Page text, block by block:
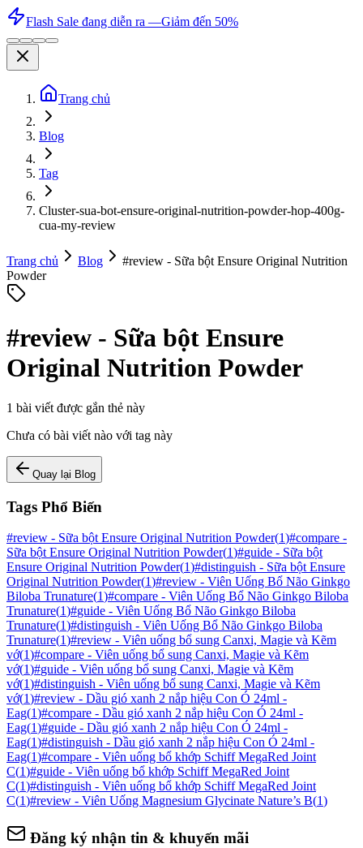
Flash Sale đang diễn ra —Giảm đến 50%
Trang chủ
Blog
Tag
Cluster-sua-bot-ensure-original-nutrition-powder-hop-400g-
cua-my-review
Trang chủ Blog #review - Sữa bột Ensure Original Nutrition
Powder
#review - Sữa bột Ensure
Original Nutrition Powder
1 bài viết được gắn thẻ này
Chưa có bài viết nào với tag này
Quay lại Blog
Tags Phổ Biến
#review - Sữa bột Ensure Original Nutrition Powder(1)#compare -
Sữa bột Ensure Original Nutrition Powder(1)#guide - Sữa bột
Ensure Original Nutrition Powder(1)#distinguish - Sữa bột Ensure
Original Nutrition Powder(1)#review - Viên Uống Bổ Não Ginkgo
Biloba Trunature(1)#compare - Viên Uống Bổ Não Ginkgo Biloba
Trunature(1)#guide - Viên Uống Bổ Não Ginkgo Biloba
Trunature(1)#distinguish - Viên Uống Bổ Não Ginkgo Biloba
Trunature(1)#review - Viên uống bổ sung Canxi, Magie và Kẽm
vớ(1)#compare - Viên uống bổ sung Canxi, Magie và Kẽm
vớ(1)#guide - Viên uống bổ sung Canxi, Magie và Kẽm
vớ(1)#distinguish - Viên uống bổ sung Canxi, Magie và Kẽm
vớ(1)#review - Dầu gió xanh 2 nắp hiệu Con Ó 24ml -
Eag(1)#compare - Dầu gió xanh 2 nắp hiệu Con Ó 24ml -
Eag(1)#guide - Dầu gió xanh 2 nắp hiệu Con Ó 24ml -
Eag(1)#distinguish - Dầu gió xanh 2 nắp hiệu Con Ó 24ml -
Eag(1)#compare - Viên uống bổ khớp Schiff MegaRed Joint
C(1)#guide - Viên uống bổ khớp Schiff MegaRed Joint
C(1)#distinguish - Viên uống bổ khớp Schiff MegaRed Joint
C(1)#review - Viên Uống Magnesium Glycinate Nature’s B(1)
Đăng ký nhận tin & khuyến mãi